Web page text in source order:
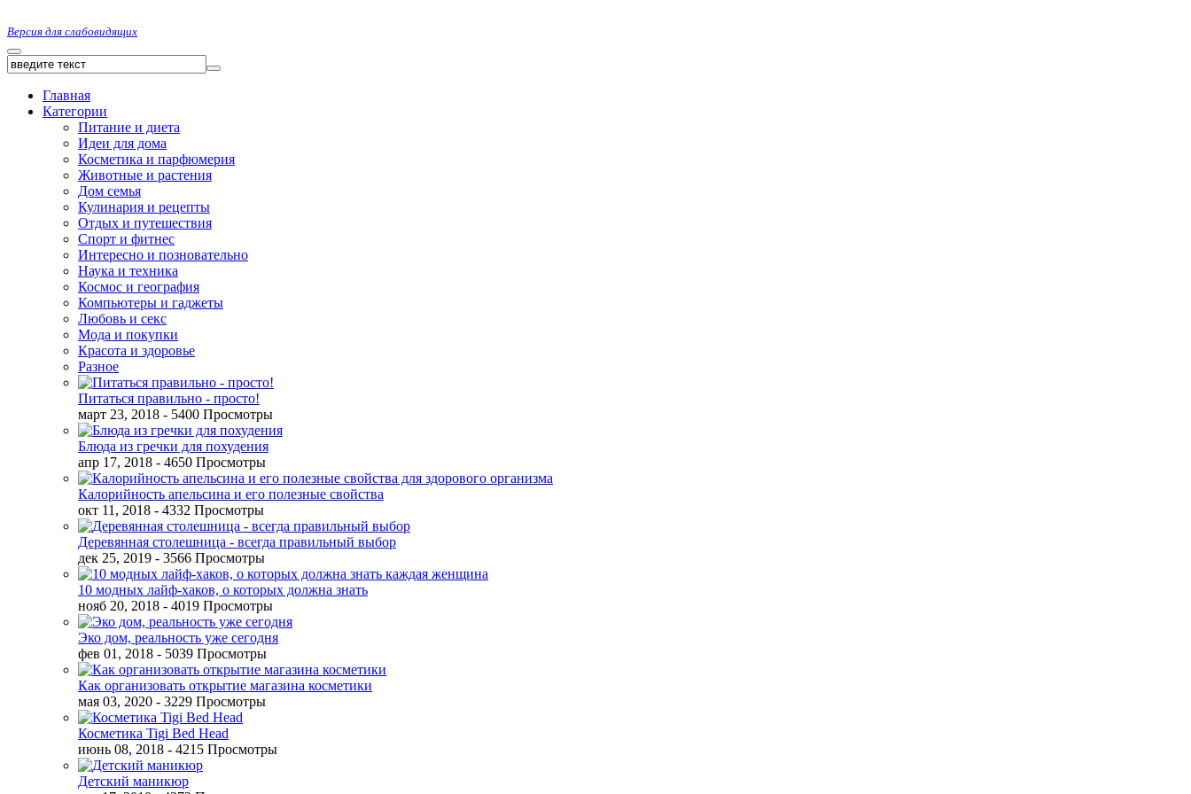
Версия для слабовидящих
Главная
Категории
Питание и диета
Идеи для дома
Косметика и парфюмерия
Животные и растения
Дом семья
Кулинария и рецепты
Отдых и путешествия
Спорт и фитнес
Интересно и позновательно
Наука и техника
Космос и география
Компьютеры и гаджеты
Любовь и секс
Мода и покупки
Красота и здоровье
Разное
Питаться правильно - просто!
март 23, 2018 - 5400 Просмотры
Блюда из гречки для похудения
апр 17, 2018 - 4650 Просмотры
Калорийность апельсина и его полезные свойства
окт 11, 2018 - 4332 Просмотры
Деревянная столешница - всегда правильный выбор
дек 25, 2019 - 3566 Просмотры
10 модных лайф-хаков, о которых должна знать
нояб 20, 2018 - 4019 Просмотры
Эко дом, реальность уже сегодня
фев 01, 2018 - 5039 Просмотры
Как организовать открытие магазина косметики
мая 03, 2020 - 3229 Просмотры
Косметика Tigi Bed Head
июнь 08, 2018 - 4215 Просмотры
Детский маникюр